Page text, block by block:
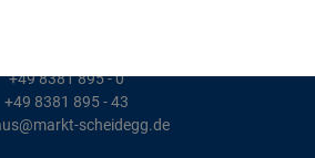
+49 8381 895 - 0
+49 8381 895 - 43
scheidegg.de